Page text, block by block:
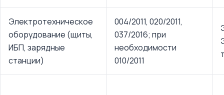
Электротехническое
оборудование (щиты,
ИБП, зарядные
станции)
004/2011, 020/2011,
037/2016; при
необходимости
010/2011